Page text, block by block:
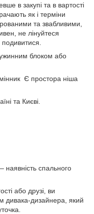
в закупі та в вартості
як і терміни
та звабливими,
не лінуйтеся
блоком або
Є простора ніша
та Києві.
наявність спального
або друзі, ви
дивака-дизайнера, який